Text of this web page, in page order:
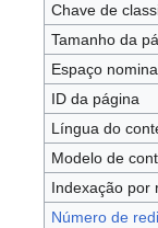
Chave de
Tamanho da
Espaço
ID da página
Língua do
Modelo de
Indexação por
Número de